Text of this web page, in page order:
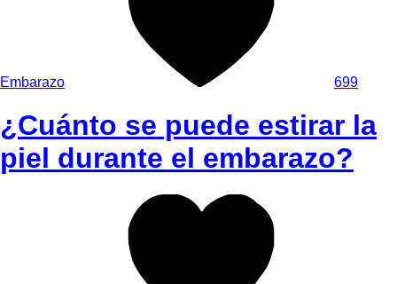
Embarazo 699
¿Cuánto se puede estirar la
piel durante el embarazo?